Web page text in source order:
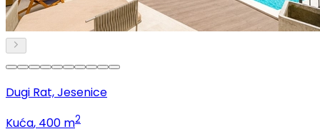
Dugi Rat, Jesenice
Kuća, 400 m2